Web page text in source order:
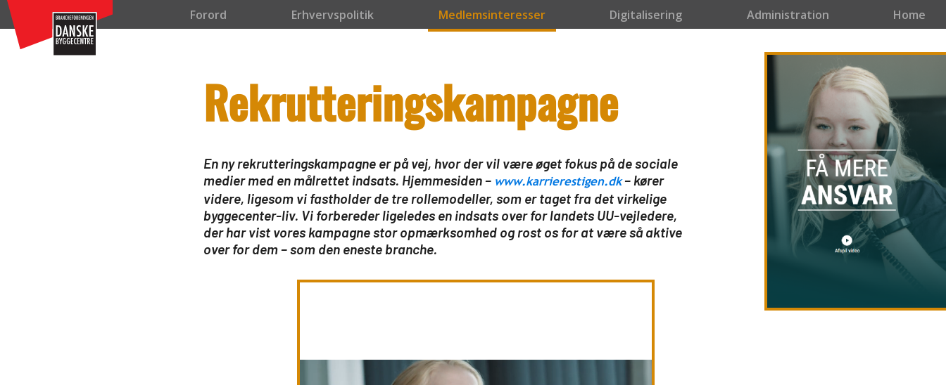
(function (h, o, t, j, a, r) { h.hj = h.hj || function () { (h.hj.q = h.hj.q || []).push(arguments) }; h._hjSettings = { hjid: 1133926, hjsv: 6 }; a = o.getElementsByTagName('head')[0]; r = o.createElement('script'); r.async = 1; r.src = t +
h._hjSettings.hjid + j + h._hjSettings.hjsv; a.appendChild(r); })(window, document, 'https://static.hotjar.com/c/hotjar-', '.js?sv=');
Forord Erhvervspolitik Medlemsinteresser Digitalisering Administration Home
Rekrutteringskampagne
En ny rekrutteringskampagne er på vej, hvor der vil være øget fokus på de sociale
medier med en målrettet indsats. Hjemmesiden – www.karrierestigen.dk– kører
videre, ligesom vi fastholder de tre rollemodeller, som er taget fra det virkelige
byggecenter-liv. Vi forbereder ligeledes en indsats over for landets UU-vejledere,
der har vist vores kampagne stor opmærksomhed og rost os for at være så aktive
over for dem – som den eneste branche.